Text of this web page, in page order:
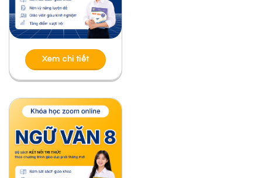
ĐỌC HIỂU “ĐI LẤY MẬT” CỦA ĐOÀN GIỎI
ĐỌC HIỂU “BẦY CHIM CHÌA VÔI” CỦA NGUYỄN
QUANG THIỀU
ĐỌC HIỂU “NHỮNG NGƯỜI BẠN” CỦA NGUYỄN